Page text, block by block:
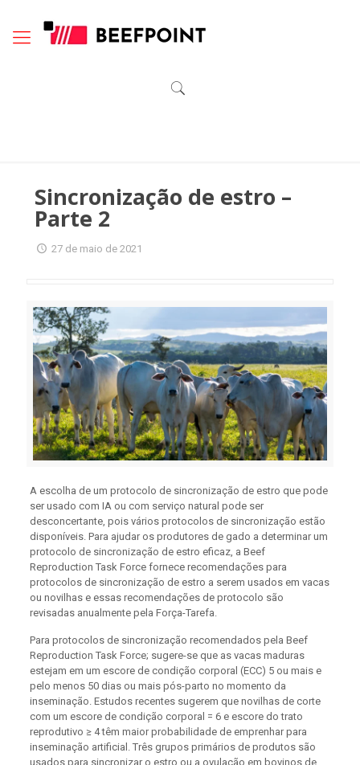
Sincronização de estro –
Parte 2
27 de maio de 2021
A escolha de um protocolo de sincronização de estro que pode
ser usado com IA ou com serviço natural pode ser
desconcertante, pois vários protocolos de sincronização estão
disponíveis. Para ajudar os produtores de gado a determinar um
protocolo de sincronização de estro eficaz, a Beef
Reproduction Task Force fornece recomendações para
protocolos de sincronização de estro a serem usados ​​em vacas
ou novilhas e essas recomendações de protocolo são
revisadas anualmente pela Força-Tarefa.
Para protocolos de sincronização recomendados pela Beef
Reproduction Task Force; sugere-se que as vacas maduras
estejam em um escore de condição corporal (ECC) 5 ou mais e
pelo menos 50 dias ou mais pós-parto no momento da
inseminação. Estudos recentes sugerem que novilhas de corte
com um escore de condição corporal = 6 e escore do trato
reprodutivo ≥ 4 têm maior probabilidade de emprenhar para
inseminação artificial. Três grupos primários de produtos são
usados ​​para sincronizar o estro ou a ovulação em bovinos de